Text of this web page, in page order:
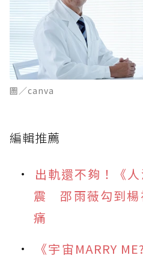
圖／canva
編輯推薦
出軌還不夠！《
震 邵雨薇勾到楊
痛
《宇宙MARRY